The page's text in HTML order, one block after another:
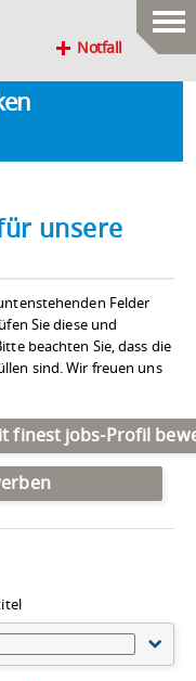
Notfall
unsere
Felder
Sie diese und
beachten Sie, dass die
sind. Wir freuen uns
finest jobs-Profil